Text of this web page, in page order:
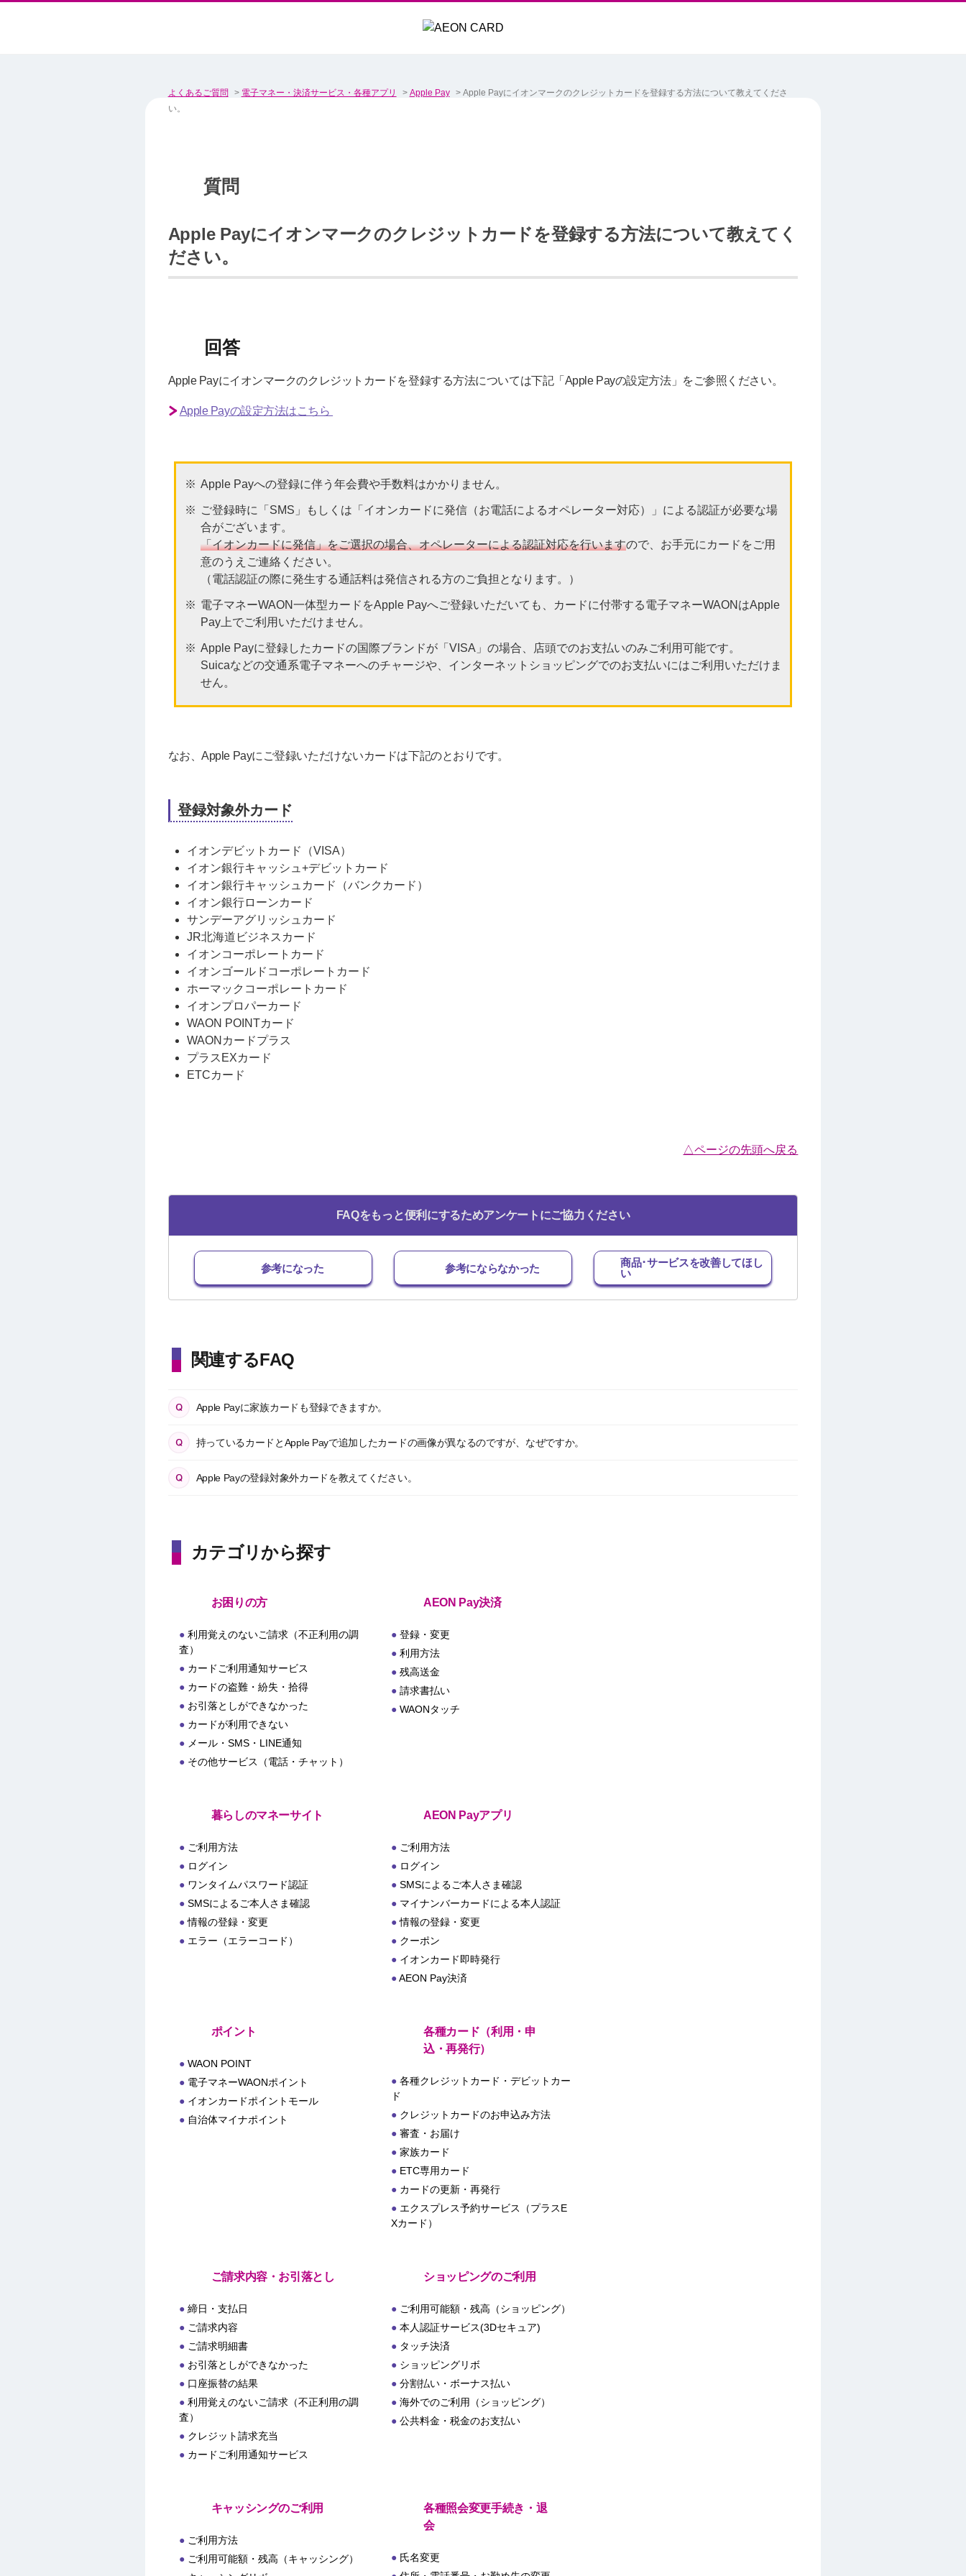
よくあるご質問 > 電子マネー・決済サービス・各種アプリ > Apple Pay > Apple Payにイオンマークのクレジットカードを登録する方法について教えてくださ
い。
Apple Payにイオンマークのクレジットカードを登録する方法について教えてく
ださい。
Apple Payにイオンマークのクレジットカードを登録する方法については下記「Apple Payの設定方法」をご参照ください。
Apple Payの設定方法はこちら
Apple Payへの登録に伴う年会費や手数料はかかりません。
ご登録時に「SMS」もしくは「イオンカードに発信（お電話によるオペレーター対応）」による認証が必要な場
合がございます。
「イオンカードに発信」をご選択の場合、オペレーターによる認証対応を行いますので、お手元にカードをご用
意のうえご連絡ください。
（電話認証の際に発生する通話料は発信される方のご負担となります。）
電子マネーWAON一体型カードをApple Payへご登録いただいても、カードに付帯する電子マネーWAONはApple
Pay上でご利用いただけません。
Apple Payに登録したカードの国際ブランドが「VISA」の場合、店頭でのお支払いのみご利用可能です。
Suicaなどの交通系電子マネーへのチャージや、インターネットショッピングでのお支払いにはご利用いただけま
せん。
なお、Apple Payにご登録いただけないカードは下記のとおりです。
登録対象外カード
イオンデビットカード（VISA）
イオン銀行キャッシュ+デビットカード
イオン銀行キャッシュカード（バンクカード）
イオン銀行ローンカード
サンデーアグリッシュカード
JR北海道ビジネスカード
イオンコーポレートカード
イオンゴールドコーポレートカード
ホーマックコーポレートカード
イオンプロパーカード
WAON POINTカード
WAONカードプラス
プラスEXカード
ETCカード
△ページの先頭へ戻る
FAQをもっと便利にするためアンケートにご協力ください
参考になった 参考にならなかった
商品･サービスを改善してほし
い
関連するFAQ
Apple Payに家族カードも登録できますか。
持っているカードとApple Payで追加したカードの画像が異なるのですが、なぜですか。
Apple Payの登録対象外カードを教えてください。
カテゴリから探す
お困りの方
利用覚えのないご請求（不正利用の調
査）
カードご利用通知サービス
カードの盗難・紛失・拾得
お引落としができなかった
カードが利用できない
メール・SMS・LINE通知
その他サービス（電話・チャット）
AEON Pay決済
登録・変更
利用方法
残高送金
請求書払い
WAONタッチ
暮らしのマネーサイト
ご利用方法
ログイン
ワンタイムパスワード認証
SMSによるご本人さま確認
情報の登録・変更
エラー（エラーコード）
AEON Payアプリ
ご利用方法
ログイン
SMSによるご本人さま確認
マイナンバーカードによる本人認証
情報の登録・変更
クーポン
イオンカード即時発行
AEON Pay決済
ポイント
WAON POINT
電子マネーWAONポイント
イオンカードポイントモール
自治体マイナポイント
各種カード（利用・申
込・再発行）
各種クレジットカード・デビットカー
ド
クレジットカードのお申込み方法
審査・お届け
家族カード
ETC専用カード
カードの更新・再発行
エクスプレス予約サービス（プラスE
Xカード）
ご請求内容・お引落とし
締日・支払日
ご請求内容
ご請求明細書
お引落としができなかった
口座振替の結果
利用覚えのないご請求（不正利用の調
査）
クレジット請求充当
カードご利用通知サービス
ショッピングのご利用
ご利用可能額・残高（ショッピング）
本人認証サービス(3Dセキュア)
タッチ決済
ショッピングリボ
分割払い・ボーナス払い
海外でのご利用（ショッピング）
公共料金・税金のお支払い
キャッシングのご利用
ご利用方法
ご利用可能額・残高（キャッシング）
各種照会変更手続き・退
会
氏名変更